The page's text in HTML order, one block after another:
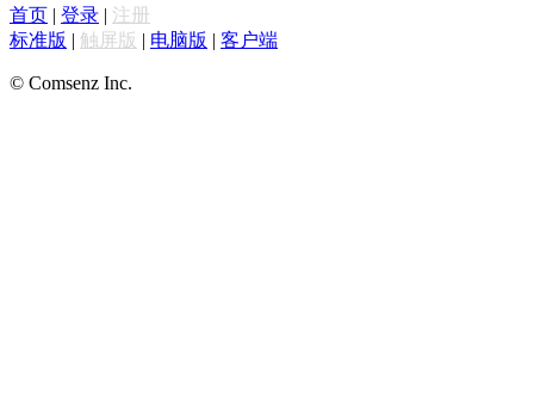
首页 | 登录 | 注册
标准版 | 触屏版 | 电脑版 | 客户端
© Comsenz Inc.